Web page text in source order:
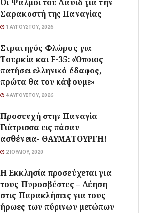
Οι Ψαλμοί του Δαϋιδ για την
Σαρακοστή της Παναγίας
1 ΑΥΓΟΎΣΤΟΥ, 2026
Στρατηγός Φλώρος για
Τουρκία και F-35: «Όποιος
πατήσει ελληνικό έδαφος,
πρώτα θα τον κάψουμε»
4 ΑΥΓΟΎΣΤΟΥ, 2026
Προσευχή στην Παναγία
Γιάτρισσα εις πάσαν
ασθένεια- ΘΑΥΜΑΤΟΥΡΓΗ!
2 ΙΟΥΛΊΟΥ, 2020
Η Εκκλησία προσεύχεται για
τους Πυροσβέστες – Δέηση
στις Παρακλήσεις για τους
ήρωες των πύρινων μετώπων